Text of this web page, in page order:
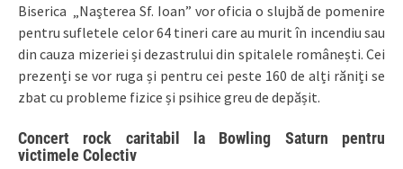
Biserica
„Naşterea Sf. Ioan” vor oficia o slujbă de pomenire
pentru sufletele celor 64 tineri care au murit în incendiu sau
din cauza mizeriei și dezastrului din spitalele românești. Cei
prezenți se vor ruga și pentru cei peste 160 de alți răniți se
zbat cu probleme fizice și psihice greu de depășit.
Concert rock caritabil la Bowling Saturn pentru
victimele Colectiv